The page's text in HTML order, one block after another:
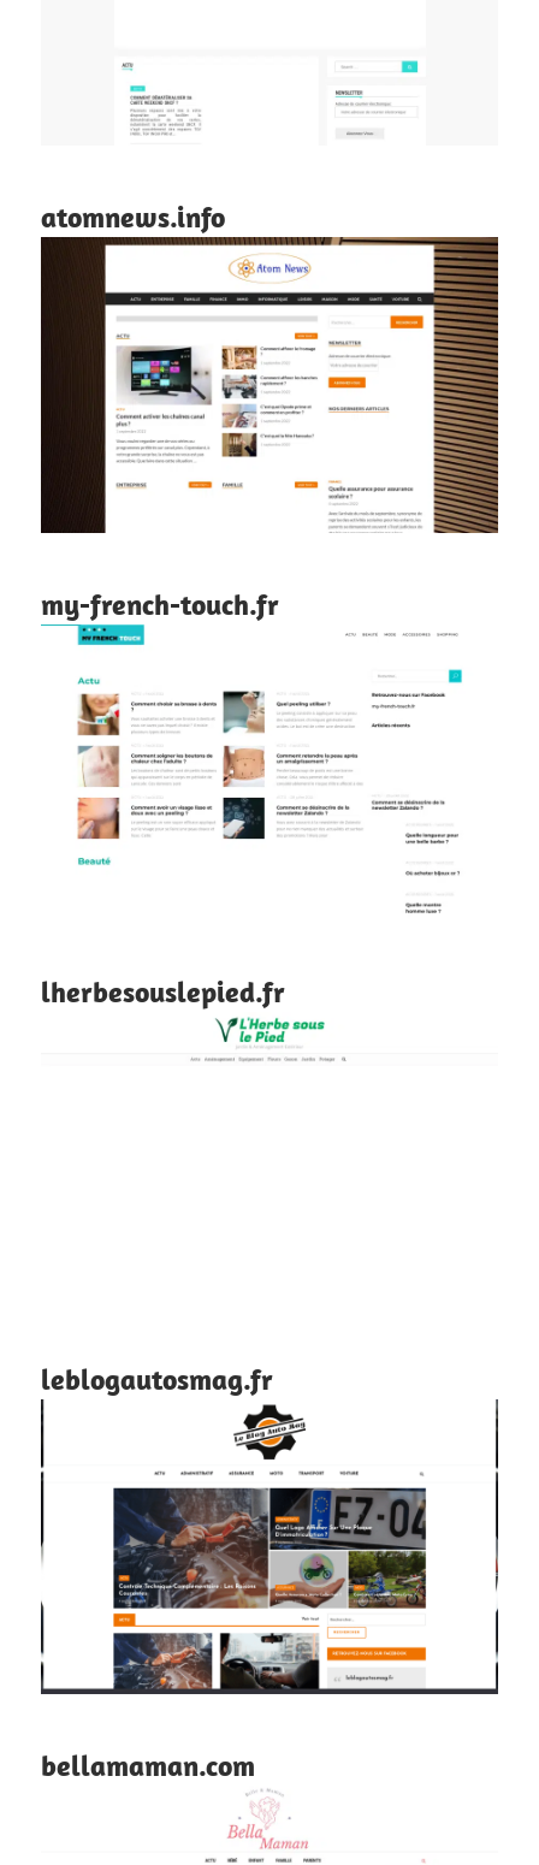
atomnews.info
my-french-touch.fr
lherbesouslepied.fr
leblogautosmag.fr
bellamaman.com